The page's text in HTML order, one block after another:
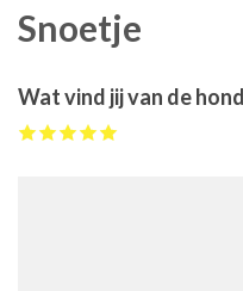
Snoetje
Wat vind jij van de